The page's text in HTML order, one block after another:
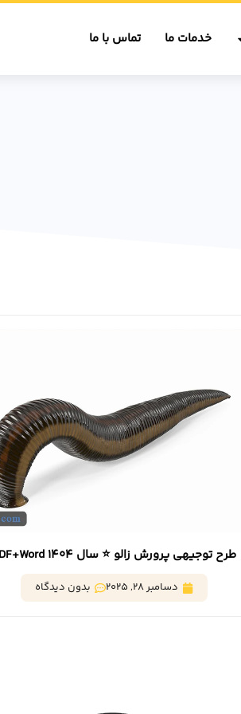
خدمات ما تماس با ما
طرح توجیهی پرورش زالو ⭐️ سال 1404 PDF+Word
دسامبر 28, 2025 بدون دیدگاه